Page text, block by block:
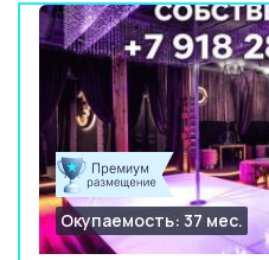
Окупаемость: 37 мес.